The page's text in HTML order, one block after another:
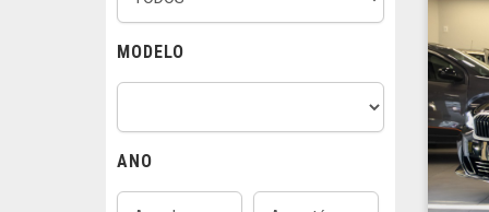
MODELO
ANO